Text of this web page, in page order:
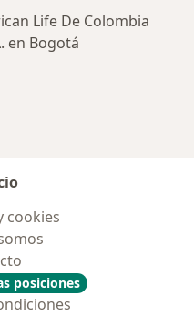
Life De Colombia
en Bogotá
cookies
posiciones